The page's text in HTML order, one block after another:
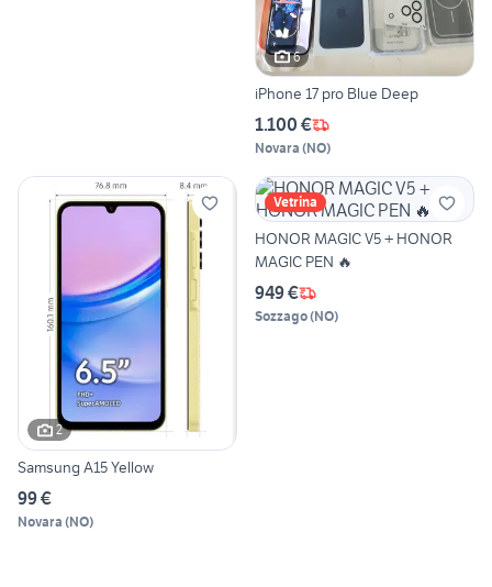
6
iPhone 17 pro Blue Deep
1.100 €
Novara (NO)
2
Samsung A15 Yellow
99 €
Novara (NO)
Vetrina
HONOR MAGIC V5 + HONOR
MAGIC PEN 🔥
949 €
Sozzago(NO)